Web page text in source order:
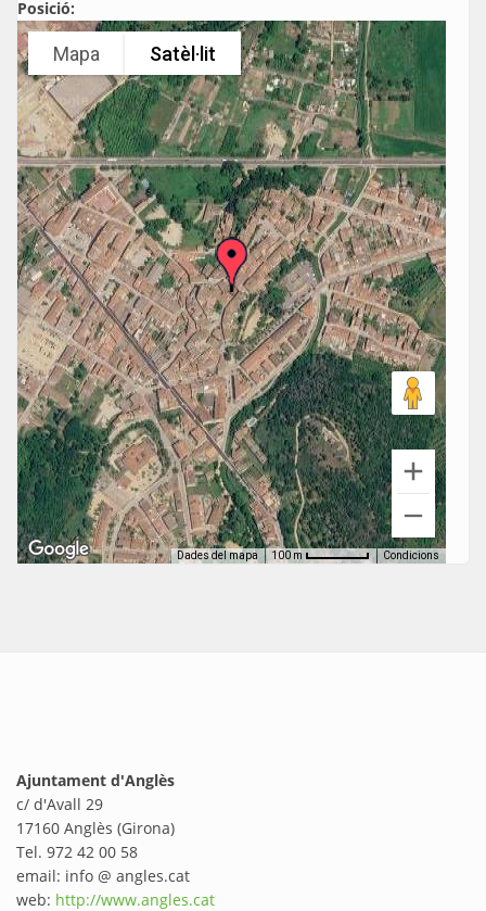
Posició:
Mapa Satèl·lit
Dades del mapa 100 m Condicions
Ajuntament d'Anglès
c/ d'Avall 29
17160 Anglès (Girona)
Tel. 972 42 00 58
email: info @ angles.cat
web: http://www.angles.cat